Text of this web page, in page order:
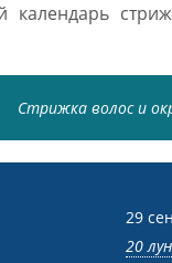
календарь
Стрижка волос и
29
20